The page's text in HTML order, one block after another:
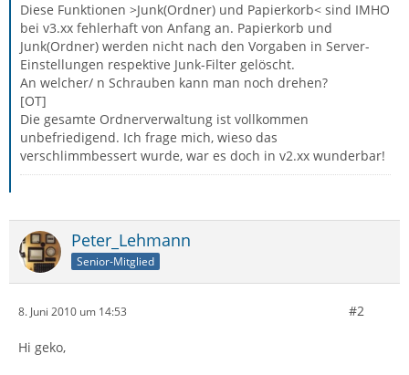
Diese Funktionen >Junk(Ordner) und Papierkorb< sind IMHO
bei v3.xx fehlerhaft von Anfang an. Papierkorb und
Junk(Ordner) werden nicht nach den Vorgaben in Server-
Einstellungen respektive Junk-Filter gelöscht.
An welcher/ n Schrauben kann man noch drehen?
[OT]
Die gesamte Ordnerverwaltung ist vollkommen
unbefriedigend. Ich frage mich, wieso das
verschlimmbessert wurde, war es doch in v2.xx wunderbar!
Peter_Lehmann
Senior-Mitglied
8. Juni 2010 um 14:53 #2
Hi geko,